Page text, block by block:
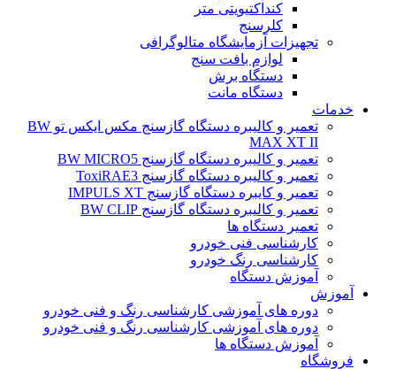
کنداکتیویتی متر
کلرسنج
تجهیزات آزمایشگاه متالوگرافی
لوازم بافت سنج
دستگاه برش
دستگاه مانت
خدمات
تعمیر و کالیبره دستگاه گازسنج مکس ایکس تو BW
MAX XT II
تعمیر و کالیبره دستگاه گازسنج BW MICRO5
تعمیر و کالیبره دستگاه گازسنج ToxiRAE3
تعمیر و کایبره دستگاه گازسنج IMPULS XT
تعمیر و کالیبره دستگاه گازسنج BW CLIP
تعمیر دستگاه ها
کارشناسی فنی خودرو
کارشناسی رنگ خودرو
آموزش دستگاه
آموزش
دوره های آموزشی کارشناسی رنگ و فنی خودرو
دوره های آموزشی کارشناسی رنگ و فنی خودرو
آموزش دستگاه ها
فروشگاه